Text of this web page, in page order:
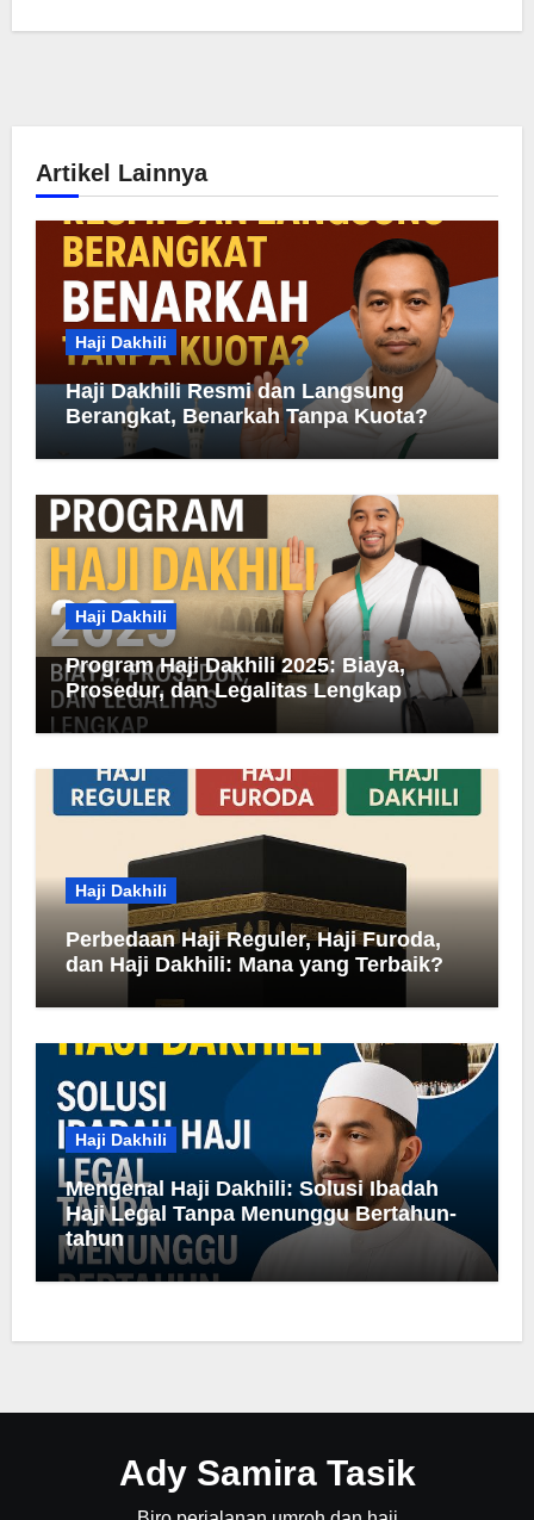
Artikel Lainnya
Haji Dakhili
Haji Dakhili Resmi dan Langsung
Berangkat, Benarkah Tanpa Kuota?
Haji Dakhili
Program Haji Dakhili 2025: Biaya,
Prosedur, dan Legalitas Lengkap
Haji Dakhili
Perbedaan Haji Reguler, Haji Furoda,
dan Haji Dakhili: Mana yang Terbaik?
Haji Dakhili
Mengenal Haji Dakhili: Solusi Ibadah
Haji Legal Tanpa Menunggu Bertahun-
tahun
Ady Samira Tasik